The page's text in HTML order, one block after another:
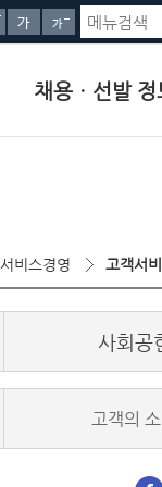
채용ㆍ선발 정
서비스경영 고객서
사회공
고객의 소